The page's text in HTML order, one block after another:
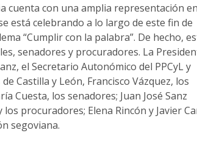
cuenta con una amplia representación
está celebrando a lo largo de este fin de
“Cumplir con la palabra”. De hecho,
senadores y procuradores. La
el Secretario Autonómico del PPCyL y
Castilla y León, Francisco Vázquez, los
Cuesta, los senadores; Juan José Sanz
procuradores; Elena Rincón y Javier
segoviana.